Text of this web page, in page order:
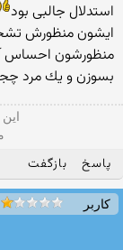
استدلال جالبی بود
ایشون منظورش
منظورشون احساس
بسوزن و یك مرد
پاسخ بازگفت
کاربر